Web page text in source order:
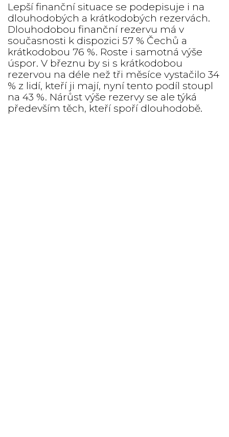
Lepší finanční situace se podepisuje i na
dlouhodobých a krátkodobých rezervách.
Dlouhodobou finanční rezervu má v
současnosti k dispozici 57 % Čechů a
krátkodobou 76 %. Roste i samotná výše
úspor. V březnu by si s krátkodobou
rezervou na déle než tři měsíce vystačilo 34
% z lidí, kteří ji mají, nyní tento podíl stoupl
na 43 %. Nárůst výše rezervy se ale týká
především těch, kteří spoří dlouhodobě.